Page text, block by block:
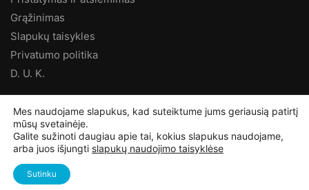
Grąžinimas
Slapukų taisykles
Privatumo politika
D. U. K.
©Ampertas.lt2025, Visos teisės saugomos
Mes naudojame slapukus, kad suteiktume jums geriausią patirtį
mūsų svetainėje.
Galite sužinoti daugiau apie tai, kokius slapukus naudojame,
arba juos išjungti slapukų naudojimo taisyklėse
Sutinku